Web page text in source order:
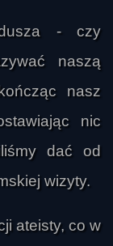
- czy
naszą
nasz
nic
dać od
wizyty.
ateisty, co w